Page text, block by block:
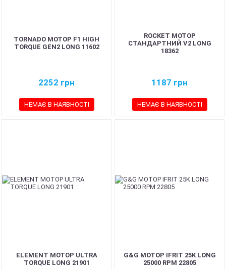
TORNADO МОТОР F1 HIGH
TORQUE GEN2 LONG 11602
2252 грн
НЕМАЄ В НАЯВНОСТІ
ROCKET МОТОР
СТАНДАРТНИЙ V2 LONG
18362
1187 грн
НЕМАЄ В НАЯВНОСТІ
ELEMENT МОТОР ULTRA
TORQUE LONG 21901
G&G МОТОР IFRIT 25K LONG
25000 RPM 22805